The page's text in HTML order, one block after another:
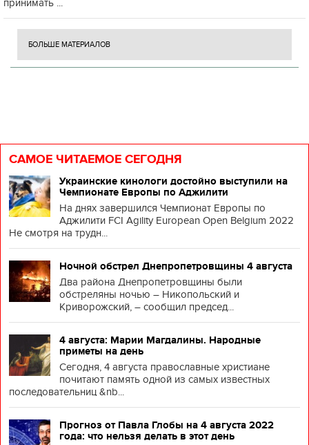
принимать ...
БОЛЬШЕ МАТЕРИАЛОВ
САМОЕ ЧИТАЕМОЕ СЕГОДНЯ
Украинские кинологи достойно выступили на
Чемпионате Европы по Аджилити
На днях завершился Чемпионат Европы по
Аджилити FCI Agility European Open Belgium 2022
Не смотря на трудн...
Ночной обстрел Днепропетровщины 4 августа
Два района Днепропетровщины были
обстреляны ночью – Никопольский и
Криворожский, – сообщил председ...
4 августа: Марии Магдалины. Народные
приметы на день
Сегодня, 4 августа православные христиане
почитают память одной из самых известных
последовательниц &nb...
Прогноз от Павла Глобы на 4 августа 2022
года: что нельзя делать в этот день